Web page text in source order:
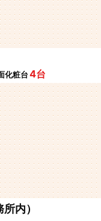
化粧台4台
内）